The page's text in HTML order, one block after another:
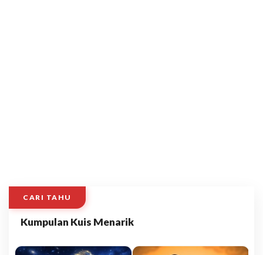
CARI TAHU
Kumpulan Kuis Menarik